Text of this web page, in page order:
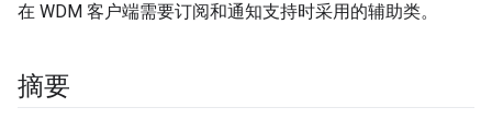
在 WDM 客户端需要订阅和通知支持时采用的辅助类。
摘要